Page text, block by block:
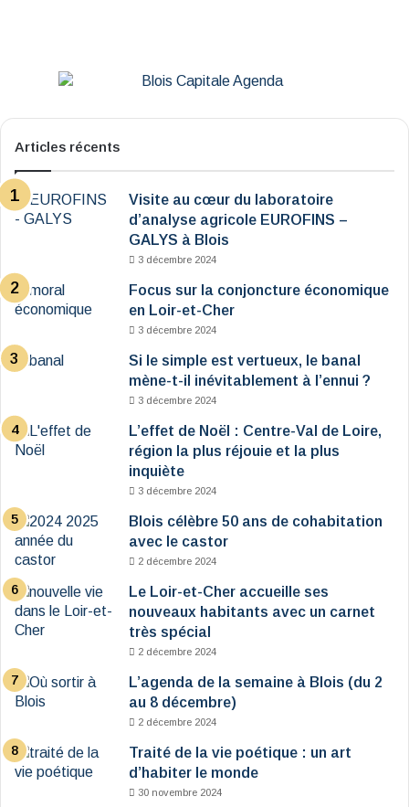
Articles récents
Visite au cœur du laboratoire
d’analyse agricole EUROFINS –
GALYS à Blois
3 décembre 2024
Focus sur la conjoncture économique
en Loir-et-Cher
3 décembre 2024
Si le simple est vertueux, le banal
mène-t-il inévitablement à l’ennui ?
3 décembre 2024
L’effet de Noël : Centre-Val de Loire,
région la plus réjouie et la plus
inquiète
3 décembre 2024
Blois célèbre 50 ans de cohabitation
avec le castor
2 décembre 2024
Le Loir-et-Cher accueille ses
nouveaux habitants avec un carnet
très spécial
2 décembre 2024
L’agenda de la semaine à Blois (du 2
au 8 décembre)
2 décembre 2024
Traité de la vie poétique : un art
d’habiter le monde
30 novembre 2024